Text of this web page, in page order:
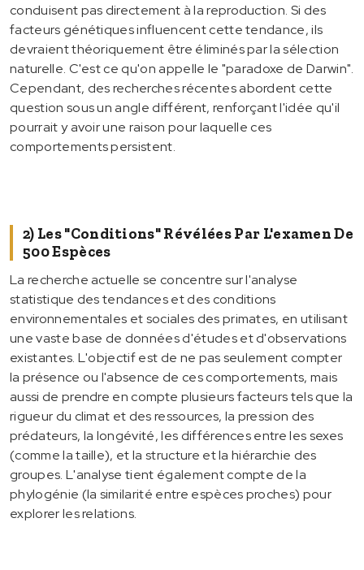
conduisent pas directement à la reproduction. Si des
facteurs génétiques influencent cette tendance, ils
devraient théoriquement être éliminés par la sélection
naturelle. C'est ce qu'on appelle le "paradoxe de Darwin".
Cependant, des recherches récentes abordent cette
question sous un angle différent, renforçant l'idée qu'il
pourrait y avoir une raison pour laquelle ces
comportements persistent.
2) Les "conditions" Révélées Par L'examen De
500 Espèces
La recherche actuelle se concentre sur l'analyse
statistique des tendances et des conditions
environnementales et sociales des primates, en utilisant
une vaste base de données d'études et d'observations
existantes. L'objectif est de ne pas seulement compter
la présence ou l'absence de ces comportements, mais
aussi de prendre en compte plusieurs facteurs tels que la
rigueur du climat et des ressources, la pression des
prédateurs, la longévité, les différences entre les sexes
(comme la taille), et la structure et la hiérarchie des
groupes. L'analyse tient également compte de la
phylogénie (la similarité entre espèces proches) pour
explorer les relations.